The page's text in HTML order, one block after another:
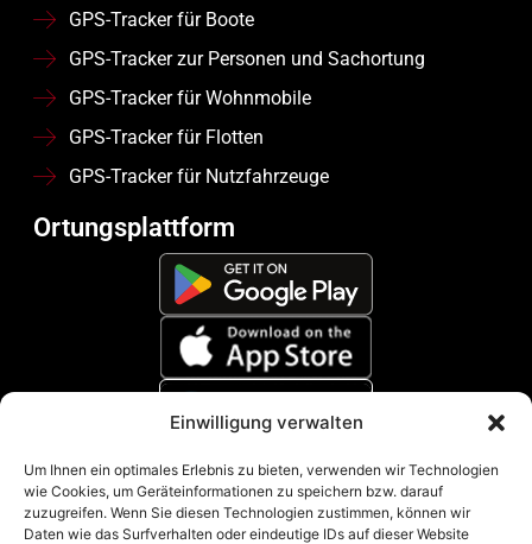
Einwilligung verwalten
Um Ihnen ein optimales Erlebnis zu bieten, verwenden wir Technologien
wie Cookies, um Geräteinformationen zu speichern bzw. darauf
zuzugreifen. Wenn Sie diesen Technologien zustimmen, können wir
Daten wie das Surfverhalten oder eindeutige IDs auf dieser Website
GPS-Tracker für Boote
GPS-Tracker zur Personen und Sachortung
GPS-Tracker für Wohnmobile
GPS-Tracker für Flotten
GPS-Tracker für Nutzfahrzeuge
Ortungsplattform
Zahlungsmethoden